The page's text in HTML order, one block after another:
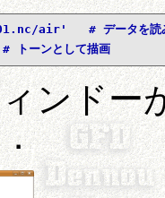
air'   # データを読
ンとして描画
ンドー